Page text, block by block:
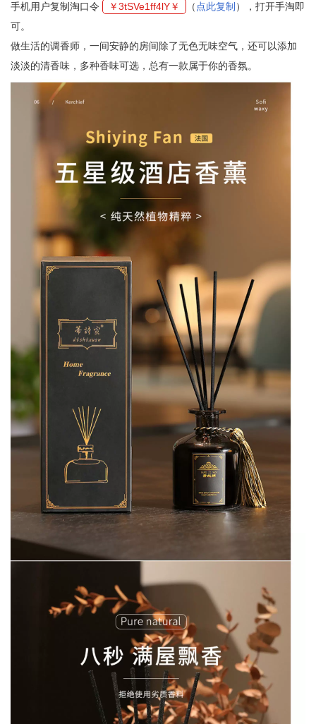
手机用户复制淘口令 ￥3tSVe1ff4lY￥ （ 点此复制 ），打开手淘即
可。
做生活的调香师，一间安静的房间除了无色无味空气，还可以添加
淡淡的清香味，多种香味可选，总有一款属于你的香氛。